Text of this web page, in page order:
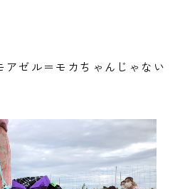
アゼル＝モカちゃんじゃない